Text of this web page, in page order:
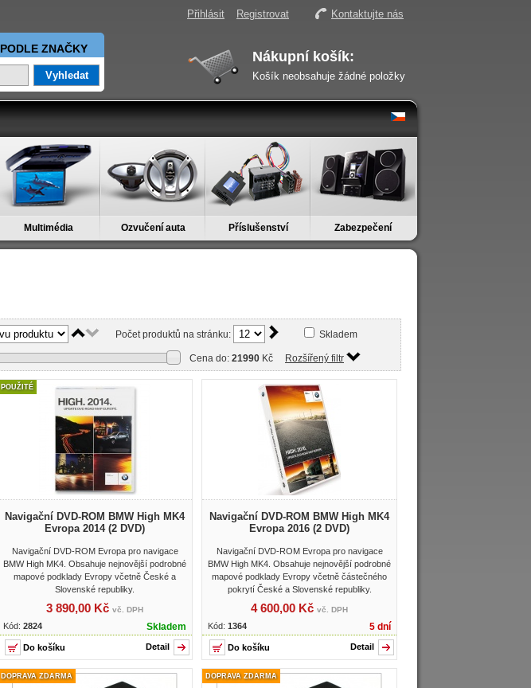
PODLE ZNAČKY
Přihlásit Registrovat Kontaktujte nás
Nákupní košík:
Košík neobsahuje žádné položky
Multimédia Ozvučení auta Příslušenství Zabezpečení
Počet produktů na stránku: Skladem
Cena do: 21990 Kč Rozšířený filtr
POUŽITÉ
Navigační DVD-ROM BMW High MK4
Evropa 2014 (2 DVD)
Navigační DVD-ROM Evropa pro navigace
BMW High MK4. Obsahuje nejnovější podrobné
mapové podklady Evropy včetně České a
Slovenské republiky.
3 890,00 Kč vč. DPH
Kód: 2824 Skladem
Detail
Navigační DVD-ROM BMW High MK4
Evropa 2016 (2 DVD)
Navigační DVD-ROM Evropa pro navigace
BMW High MK4. Obsahuje nejnovější podrobné
mapové podklady Evropy včetně částečného
pokrytí České a Slovenské republiky.
4 600,00 Kč vč. DPH
Kód: 1364 5 dní
Detail
DOPRAVA ZDARMA DOPRAVA ZDARMA